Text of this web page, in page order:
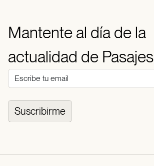
Mantente al día de la
actualidad de Pasajes
Suscribirme